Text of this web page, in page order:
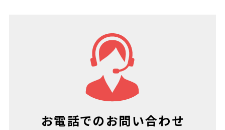
お電話でのお問い合わせ